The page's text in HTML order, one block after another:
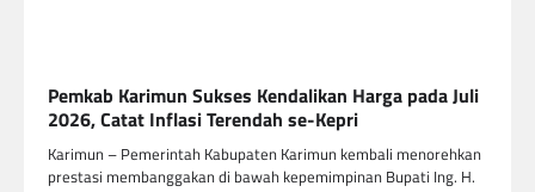
Pemkab Karimun Sukses Kendalikan Harga pada Juli
2026, Catat Inflasi Terendah se-Kepri
Karimun – Pemerintah Kabupaten Karimun kembali menorehkan
prestasi membanggakan di bawah kepemimpinan Bupati Ing. H.